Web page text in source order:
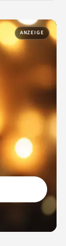
ANZEIGE